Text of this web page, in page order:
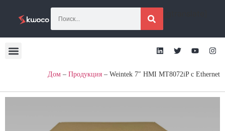
Дом – Продукция – Weintek 7″ HMI MT8072iP с Ethernet